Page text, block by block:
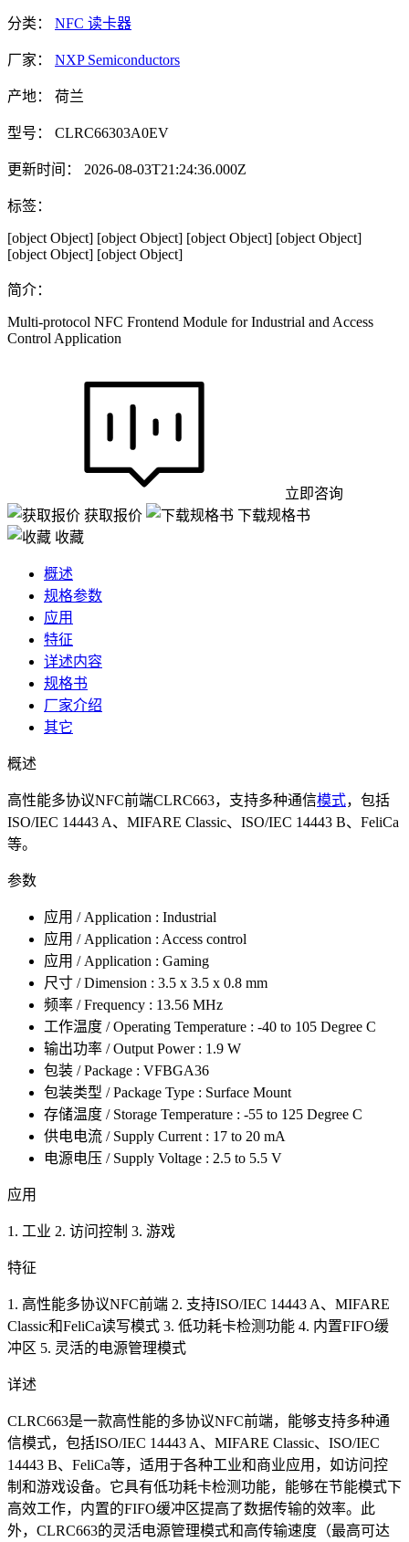
分类： NFC 读卡器
厂家： NXP Semiconductors
产地： 荷兰
型号： CLRC66303A0EV
更新时间： 2026-08-03T21:24:36.000Z
标签：
[object Object] [object Object] [object Object] [object Object]
[object Object] [object Object]
简介：
Multi-protocol NFC Frontend Module for Industrial and Access
Control Application
立即咨询
获取报价
下载规格书
收藏
概述
规格参数
应用
特征
详述内容
规格书
厂家介绍
其它
概述
高性能多协议NFC前端CLRC663，支持多种通信模式，包括
ISO/IEC 14443 A、MIFARE Classic、ISO/IEC 14443 B、FeliCa
等。
参数
应用 / Application : Industrial
应用 / Application : Access control
应用 / Application : Gaming
尺寸 / Dimension : 3.5 x 3.5 x 0.8 mm
频率 / Frequency : 13.56 MHz
工作温度 / Operating Temperature : -40 to 105 Degree C
输出功率 / Output Power : 1.9 W
包装 / Package : VFBGA36
包装类型 / Package Type : Surface Mount
存储温度 / Storage Temperature : -55 to 125 Degree C
供电电流 / Supply Current : 17 to 20 mA
电源电压 / Supply Voltage : 2.5 to 5.5 V
应用
1. 工业 2. 访问控制 3. 游戏
特征
1. 高性能多协议NFC前端 2. 支持ISO/IEC 14443 A、MIFARE
Classic和FeliCa读写模式 3. 低功耗卡检测功能 4. 内置FIFO缓
冲区 5. 灵活的电源管理模式
详述
CLRC663是一款高性能的多协议NFC前端，能够支持多种通
信模式，包括ISO/IEC 14443 A、MIFARE Classic、ISO/IEC
14443 B、FeliCa等，适用于各种工业和商业应用，如访问控
制和游戏设备。它具有低功耗卡检测功能，能够在节能模式下
高效工作，内置的FIFO缓冲区提高了数据传输的效率。此
外，CLRC663的灵活电源管理模式和高传输速度（最高可达